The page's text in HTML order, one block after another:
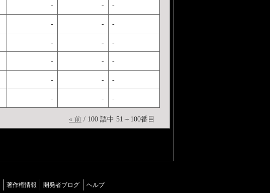
- - -
- - -
- - -
- - -
- - -
- - -
« 前 / 100 語中 51～100番目
著作権情報 開発者ブログ ヘルプ